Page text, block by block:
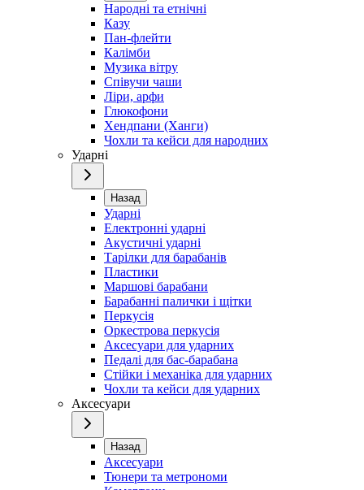
Народні та етнічні
Казу
Пан-флейти
Калімби
Музика вітру
Співучи чаши
Ліри, арфи
Глюкофони
Хендпани (Ханги)
Чохли та кейси для народних
Ударні
Назад
Ударні
Електронні ударні
Акустичні ударні
Тарілки для барабанів
Пластики
Маршові барабани
Барабанні палички і щітки
Перкусія
Оркестрова перкусія
Аксесуари для ударних
Педалі для бас-барабана
Стійки і механіка для ударних
Чохли та кейси для ударних
Аксесуари
Назад
Аксесуари
Тюнери та метрономи